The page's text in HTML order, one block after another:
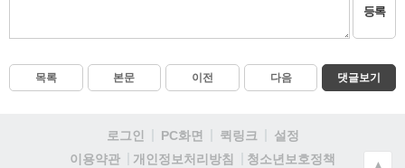
등록
목록 본문 이전 다음 댓글보기
로그인 PC화면 퀵링크
설정
이용약관
개인정보처리방침
청소년보호정책
▲